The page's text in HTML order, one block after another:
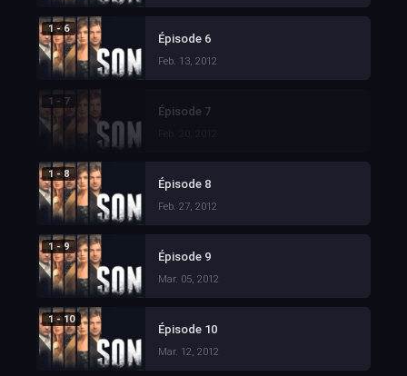
1 - 6
Épisode 6
Feb. 13, 2012
1 - 7
Épisode 7
1 - 8
Épisode 8
Feb. 27, 2012
1 - 9
Épisode 9
Mar. 05, 2012
1 - 10
Épisode 10
Mar. 12, 2012